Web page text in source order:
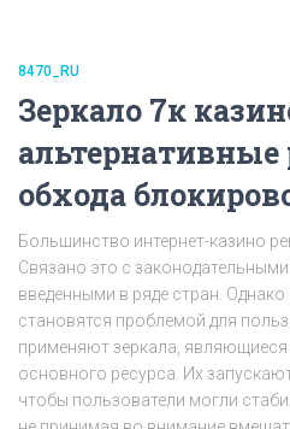
8470_RU
Зеркало 7к
обхода
Большинство интернет-казино
Связано это с
введенными в ряде стран.
становятся проблемой для
применяют зеркала,
основного ресурса. Их
чтобы пользователи могли